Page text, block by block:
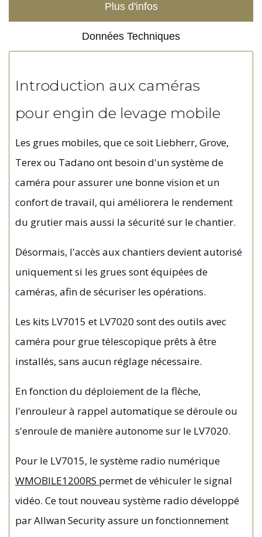
Plus d'infos
Données Techniques
Introduction aux caméras
pour engin de levage mobile
Les grues mobiles, que ce soit Liebherr, Grove,
Terex ou Tadano ont besoin d'un système de
caméra pour assurer une bonne vision et un
confort de travail, qui améliorera le rendement
du grutier mais aussi la sécurité sur le chantier.
Désormais, l'accès aux chantiers devient autorisé
uniquement si les grues sont équipées de
caméras, afin de sécuriser les opérations.
Les kits LV7015 et LV7020 sont des outils avec
caméra pour grue télescopique prêts à être
installés, sans aucun réglage nécessaire.
En fonction du déploiement de la flèche,
l'enrouleur à rappel automatique se déroule ou
s'enroule de manière autonome sur le LV7020.
Pour le LV7015, le système radio numérique
WMOBILE1200RS permet de véhiculer le signal
vidéo. Ce tout nouveau système radio développé
par Allwan Security assure un fonctionnement